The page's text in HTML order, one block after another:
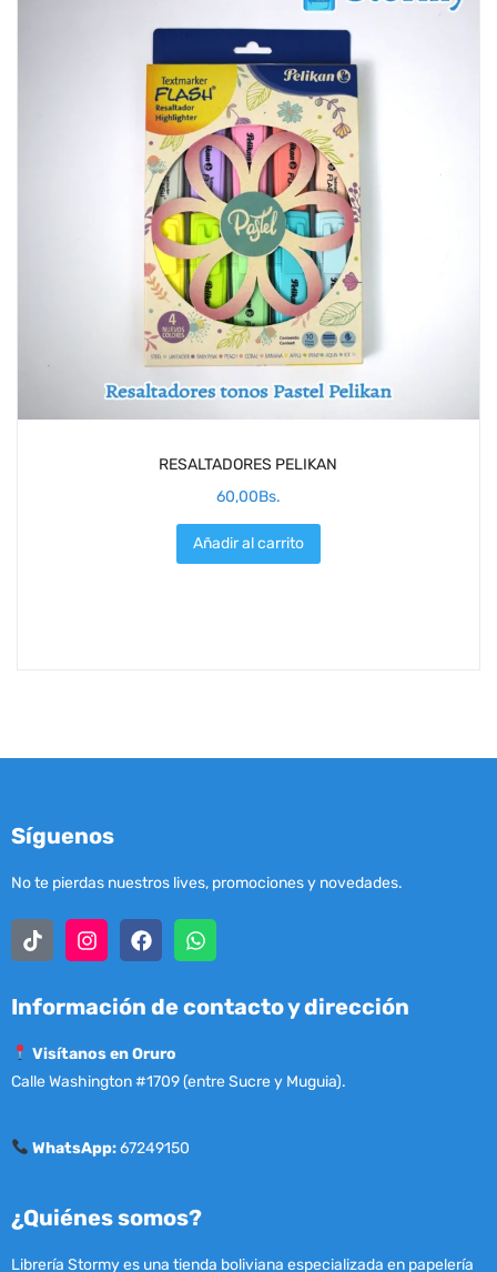
RESALTADORES PELIKAN
60,00Bs.
Añadir al carrito
Síguenos
No te pierdas nuestros lives, promociones y novedades.
Información de contacto y dirección
Visítanos en Oruro
Calle Washington #1709 (entre Sucre y Muguia).
WhatsApp:67249150
¿Quiénes somos?
Librería Stormy es una tienda boliviana especializada en papelería